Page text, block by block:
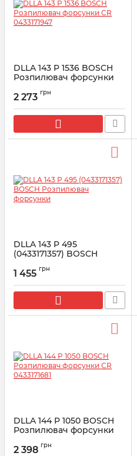
DLLA 143 P 1536 BOSCH
Розпилювач форсунки
Артикул:
2 273 грн
DLLA 143 P 495
(0433171357) BOSCH
Артикул:
1 455 грн
DLLA 144 P 1050 BOSCH
Розпилювач форсунки
Артикул:
2 398 грн